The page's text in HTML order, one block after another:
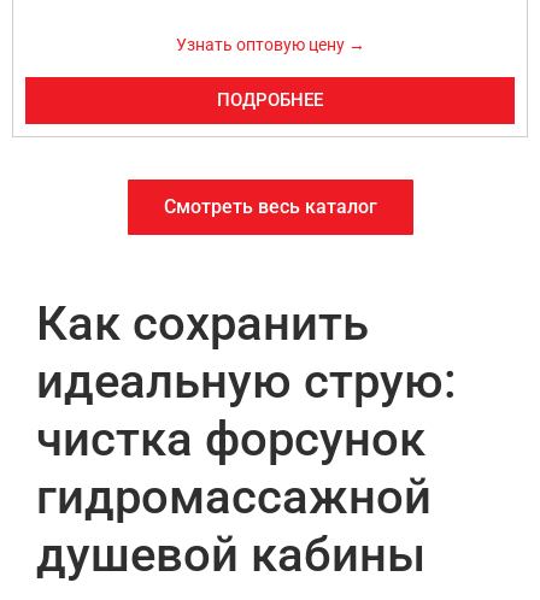
Узнать оптовую цену →
ПОДРОБНЕЕ
Смотреть весь каталог
Как сохранить
идеальную струю:
чистка форсунок
гидромассажной
душевой кабины